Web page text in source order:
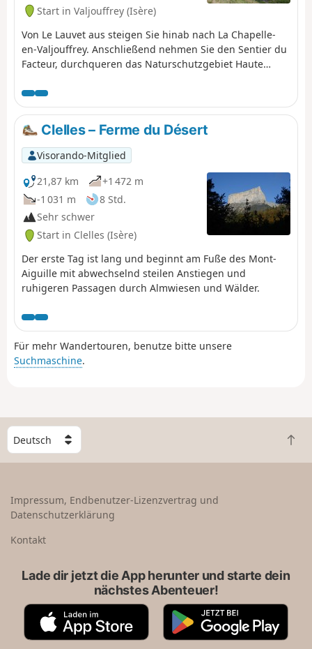
Start in Valjouffrey (Isère)
Von Le Lauvet aus steigen Sie hinab nach La Chapelle-
en-Valjouffrey. Anschließend nehmen Sie den Sentier du
Facteur, durchqueren das Naturschutzgebiet Haute
schließlich über den GR®54B zum Lac Labarre.
Clelles – Ferme du Désert
Visorando-Mitglied
21,87 km
+1 472 m
-1 031 m
8 Std.
Sehr schwer
Start in Clelles (Isère)
Der erste Tag ist lang und beginnt am Fuße des Mont-
Aiguille mit abwechselnd steilen Anstiegen und
ruhigeren Passagen durch Almwiesen und Wälder.
Für mehr Wandertouren, benutze bitte unsere
Suchmaschine.
W
ä
h
e
n
Z
u
Impressum, Endbenutzer-Lizenzvertrag und
Datenschutzerklärung
Kontakt
Lade dir jetzt die App herunter und starte dein
nächstes Abenteuer!
A
p
G
o